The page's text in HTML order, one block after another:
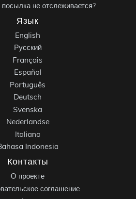
не отслеживается?
Язык
English
Русский
Français
Español
Português
Deutsch
Svenska
Nederlandse
Italiano
Indonesia
Контакты
О проекте
соглашение